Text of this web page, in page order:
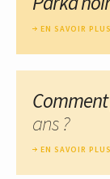
EN SAVOIR PLUS
ans ?
EN SAVOIR PLUS